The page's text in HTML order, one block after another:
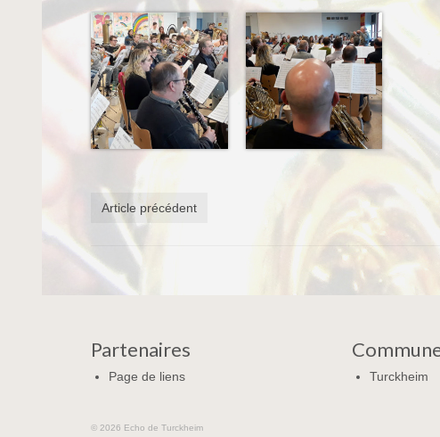
Article précédent
Partenaires
Page de liens Turckheim
© 2026 Echo de Turckheim